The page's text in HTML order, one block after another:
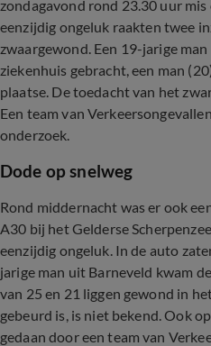
zondagavond rond 23.30 uur
eenzijdig ongeluk raakten twee
zwaargewond. Een 19-jarige
ziekenhuis gebracht, een man
plaatse. De toedacht van het
Een team van
onderzoek.
Dode op snelweg
Rond middernacht was er ook
A30 bij het Gelderse
eenzijdig ongeluk. In de auto
jarige man uit Barneveld kwam
van 25 en 21 liggen gewond in
gebeurd is, is niet bekend. Ook
gedaan door een team van